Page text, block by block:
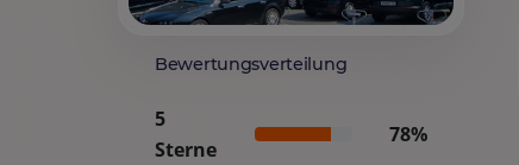
Bewertungsverteilung
5
Sterne
78%